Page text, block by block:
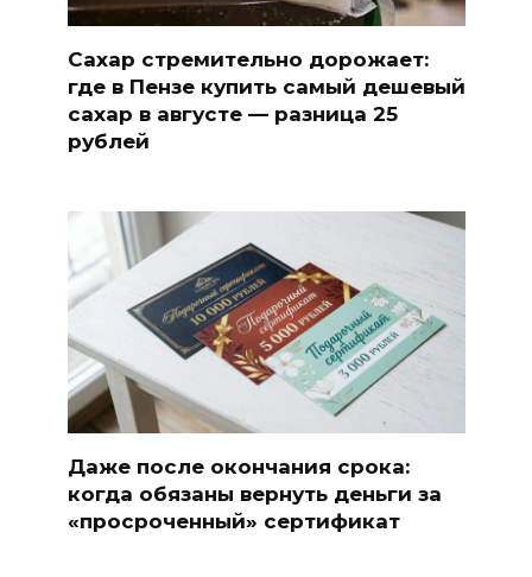
Сахар стремительно дорожает:
где в Пензе купить самый дешевый
сахар в августе — разница 25
рублей
Даже после окончания срока:
когда обязаны вернуть деньги за
«просроченный» сертификат